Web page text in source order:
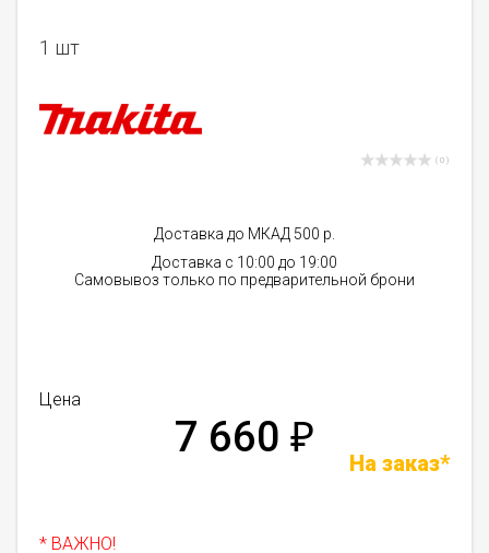
1 шт
( 0 )
Доставка до МКАД 500 р.
Доставка с 10:00 до 19:00
Самовывоз только по предварительной брони
Цена
7 660 ₽
На заказ*
* ВАЖНО!